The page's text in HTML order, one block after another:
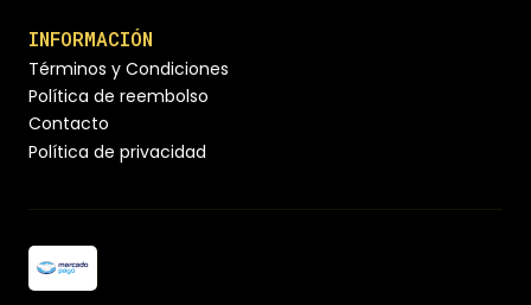
INFORMACIÓN
Términos y Condiciones
Política de reembolso
Contacto
Política de privacidad